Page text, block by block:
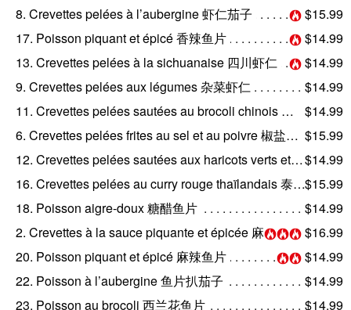
8. Crevettes pelées à l’aubergine 虾仁茄子
$15.99
17. Poisson piquant et épicé 香辣鱼片
$14.99
13. Crevettes pelées à la sichuanaise 四川虾仁
$14.99
9. Crevettes pelées aux légumes 杂菜虾仁
$14.99
11. Crevettes pelées sautées au brocoli chinois 芥蓝虾仁
$14.99
6. Crevettes pelées frites au sel et au poivre 椒盐虾仁 $15.99
12. Crevettes pelées sautées aux haricots verts et au maïs 虾仁青豆玉米$14.99
16. Crevettes pelées au curry rouge thaïlandais 泰式红咖喱虾仁$15.99
18. Poisson aigre-doux 糖醋鱼片
$14.99
2. Crevettes à la sauce piquante et épicée 麻辣虾
$16.99
20. Poisson piquant et épicé 麻辣鱼片
$14.99
22. Poisson à l’aubergine 鱼片扒茄子
$14.99
23. Poisson au brocoli 西兰花鱼片
$14.99